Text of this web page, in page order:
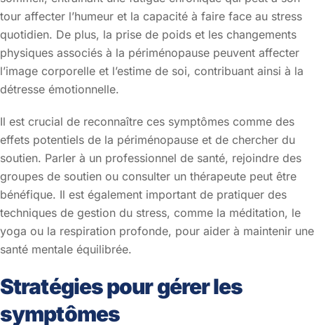
tour affecter l’humeur et la capacité à faire face au stress
quotidien. De plus, la prise de poids et les changements
physiques associés à la périménopause peuvent affecter
l’image corporelle et l’estime de soi, contribuant ainsi à la
détresse émotionnelle.
Il est crucial de reconnaître ces symptômes comme des
effets potentiels de la périménopause et de chercher du
soutien. Parler à un professionnel de santé, rejoindre des
groupes de soutien ou consulter un thérapeute peut être
bénéfique. Il est également important de pratiquer des
techniques de gestion du stress, comme la méditation, le
yoga ou la respiration profonde, pour aider à maintenir une
santé mentale équilibrée.
Stratégies pour gérer les
symptômes